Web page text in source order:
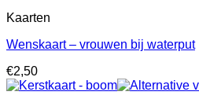
Kaarten
Wenskaart – vrouwen bij waterput
€2,50